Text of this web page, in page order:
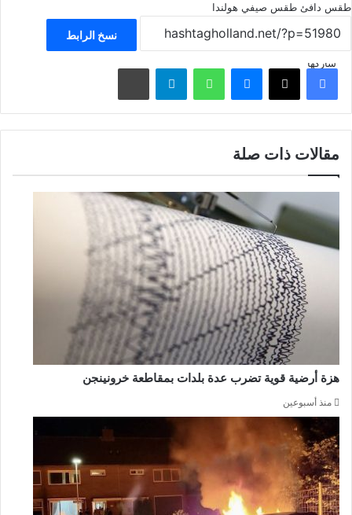
طقس دافئ طقس صيفي هولندا
نسخ الرابط
شاركهافيسبوك ‫X ماسنجر واتساب تيلقرام مشاركة عبر البريد
مقالات ذات صلة
هزة أرضية قوية تضرب عدة بلدات بمقاطعة خرونينجن
منذ أسبوعين